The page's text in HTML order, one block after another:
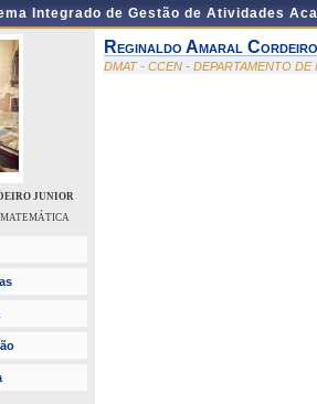
Integrado de Gestão de Atividades
JUNIOR
MATEMÁTICA
Reginaldo Amaral
DMAT - CCEN - DEPARTAMENTO DE